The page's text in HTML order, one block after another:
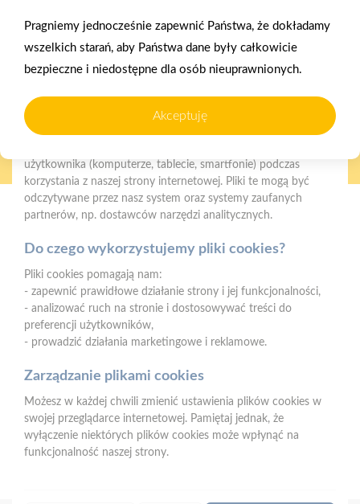
naszych produktów
ratalnym
Oferujemy zakupy
Zakupy
Mrówka Myszków
Telefon:34 343 02 01, 607 444 559
E-mail:myszkow@psbmrowka.com.pl
Dane rejestrowe spółki:
Nr KRS 0000620472
Kapitał zakładowy 600 000 PLN
NIP:577-10-62-496
REGON: 150215402
Pragniemy jednocześnie zapewnić Państwa, że dokładamy
wszelkich starań, aby Państwa dane były całkowicie
bezpieczne i niedostępne dla osób nieuprawnionych.
Akceptuję
Polityka plików cookies
Nasz serwis internetowy wykorzystuje pliki cookies w celu
zapewnienia prawidłowego działania strony, poprawy komfortu
Czym są pliki cookies?
użytkownika (komputerze, tablecie, smartfonie) podczas
korzystania z naszej strony internetowej. Pliki te mogą być
odczytywane przez nasz system oraz systemy zaufanych
partnerów, np. dostawców narzędzi analitycznych.
Do czego wykorzystujemy pliki cookies?
Pliki cookies pomagają nam:
- zapewnić prawidłowe działanie strony i jej funkcjonalności,
- analizować ruch na stronie i dostosowywać treści do
preferencji użytkowników,
- prowadzić działania marketingowe i reklamowe.
Zarządzanie plikami cookies
Możesz w każdej chwili zmienić ustawienia plików cookies w
swojej przeglądarce internetowej. Pamiętaj jednak, że
wyłączenie niektórych plików cookies może wpłynąć na
funkcjonalność naszej strony.